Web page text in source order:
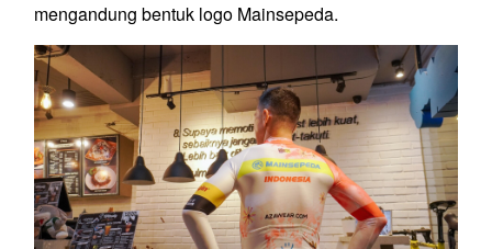
mengandung bentuk logo Mainsepeda.